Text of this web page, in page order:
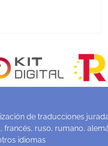
de traducciones
ruso, rumano,
idiomas